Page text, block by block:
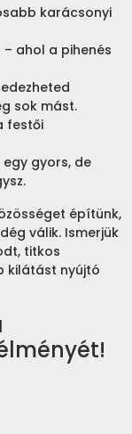
karácsonyi
ahol a pihenés
sok mást.
festői
gyors, de
építünk,
válik. Ismerjük
titkos
kilátást nyújtó